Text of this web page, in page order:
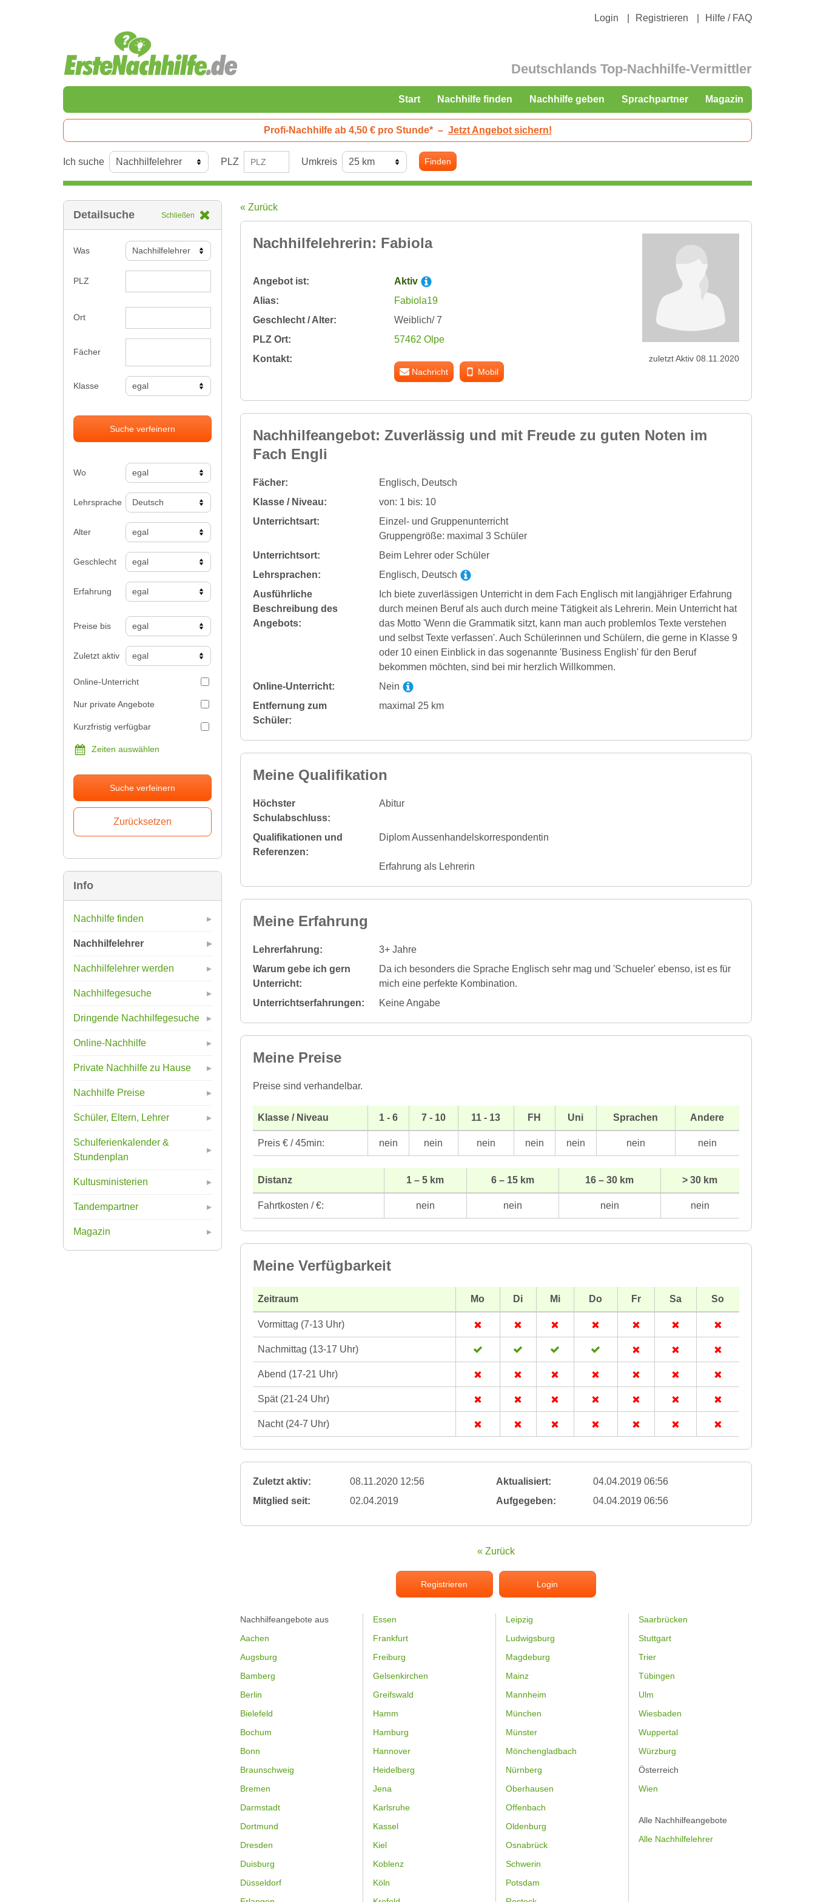
Login Registrieren Hilfe / FAQ
Deutschlands Top-Nachhilfe-Vermittler
Start Nachhilfe finden Nachhilfe geben Sprachpartner Magazin
Profi-Nachhilfe ab 4,50 € pro Stunde* – Jetzt Angebot sichern!
Ich suche PLZ Umkreis Finden
Detailsuche Schließen
Was
PLZ
Ort
Fächer
Klasse
Suche verfeinern
Wo
Lehrsprache
Alter
Geschlecht
Erfahrung
Preise bis
Zuletzt aktiv
Online-Unterricht
Nur private Angebote
Kurzfristig verfügbar
Zeiten auswählen
Suche verfeinern
Info
Nachhilfe finden
Nachhilfelehrer
Nachhilfelehrer werden
Nachhilfegesuche
Dringende Nachhilfegesuche
Online-Nachhilfe
Private Nachhilfe zu Hause
Nachhilfe Preise
Schüler, Eltern, Lehrer
Schulferienkalender &
Stundenplan
Kultusministerien
Tandempartner
Magazin
« Zurück
Nachhilfelehrerin: Fabiola
Angebot ist:
Aktiv
Alias:
Fabiola19
Geschlecht / Alter:
Weiblich/ 7
PLZ Ort:
57462 Olpe
Kontakt:
Nachricht Mobil
zuletzt Aktiv 08.11.2020
Nachhilfeangebot: Zuverlässig und mit Freude zu guten Noten im
Fach Engli
Fächer:
Englisch, Deutsch
Klasse / Niveau:
von: 1 bis: 10
Unterrichtsart:
Einzel- und Gruppenunterricht
Gruppengröße: maximal 3 Schüler
Unterrichtsort:
Beim Lehrer oder Schüler
Lehrsprachen:
Englisch, Deutsch
Ausführliche
Beschreibung des
Angebots:
Ich biete zuverlässigen Unterricht in dem Fach Englisch mit langjähriger Erfahrung
durch meinen Beruf als auch durch meine Tätigkeit als Lehrerin. Mein Unterricht hat
das Motto 'Wenn die Grammatik sitzt, kann man auch problemlos Texte verstehen
und selbst Texte verfassen'. Auch Schülerinnen und Schülern, die gerne in Klasse 9
oder 10 einen Einblick in das sogenannte 'Business English' für den Beruf
bekommen möchten, sind bei mir herzlich Willkommen.
Online-Unterricht:
Nein
Entfernung zum
Schüler:
maximal 25 km
Meine Qualifikation
Höchster
Schulabschluss:
Abitur
Qualifikationen und
Referenzen:
Diplom Aussenhandelskorrespondentin
Erfahrung als Lehrerin
Meine Erfahrung
Lehrerfahrung:
3+ Jahre
Warum gebe ich gern
Unterricht:
Da ich besonders die Sprache Englisch sehr mag und 'Schueler' ebenso, ist es für
mich eine perfekte Kombination.
Unterrichtserfahrungen:
Keine Angabe
Meine Preise
Preise sind verhandelbar.
Klasse / Niveau 1 - 6 7 - 10 11 - 13 FH Uni Sprachen Andere
Preis € / 45min: nein nein nein nein nein nein nein
Distanz 1 – 5 km 6 – 15 km 16 – 30 km > 30 km
Fahrtkosten / €: nein nein nein nein
Meine Verfügbarkeit
Zeitraum Mo Di Mi Do Fr Sa So
Vormittag (7-13 Uhr)
Nachmittag (13-17 Uhr)
Abend (17-21 Uhr)
Spät (21-24 Uhr)
Nacht (24-7 Uhr)
Zuletzt aktiv: 08.11.2020 12:56 Aktualisiert:
04.04.2019 06:56
Mitglied seit:
02.04.2019 Aufgegeben: 04.04.2019 06:56
« Zurück
Registrieren Login
Nachhilfeangebote aus
Aachen
Augsburg
Bamberg
Berlin
Bielefeld
Bochum
Bonn
Braunschweig
Bremen
Darmstadt
Dortmund
Dresden
Duisburg
Düsseldorf
Essen
Frankfurt
Freiburg
Gelsenkirchen
Greifswald
Hamm
Hamburg
Hannover
Heidelberg
Jena
Karlsruhe
Kassel
Kiel
Koblenz
Köln
Leipzig
Ludwigsburg
Magdeburg
Mainz
Mannheim
München
Münster
Mönchengladbach
Nürnberg
Oberhausen
Offenbach
Oldenburg
Osnabrück
Schwerin
Potsdam
Saarbrücken
Stuttgart
Trier
Tübingen
Ulm
Wiesbaden
Wuppertal
Würzburg
Österreich
Wien
Alle Nachhilfeangebote
Alle Nachhilfelehrer